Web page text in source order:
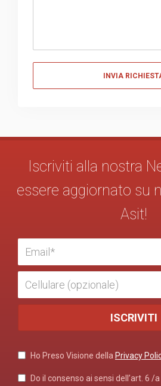
Iscriviti alla nostra
essere aggiornato su
Asit!
Ho Preso Visione della Privacy
Do il consenso ai sensi dell’art. 6 /